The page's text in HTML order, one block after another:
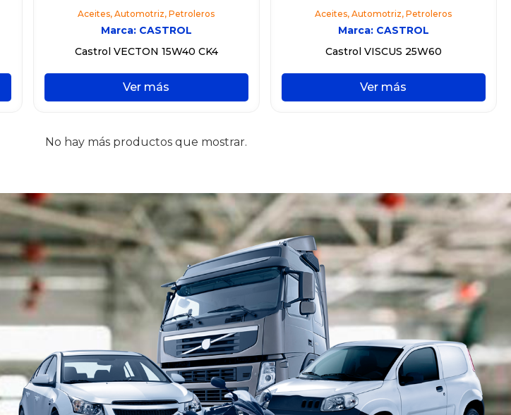
Aceites,Automotriz,Petroleros
Marca: CASTROL
Castrol VECTON 15W40 CK4
Ver más
Aceites,Automotriz,Petroleros
Marca: CASTROL
Castrol VISCUS 25W60
Ver más
No hay más productos que mostrar.